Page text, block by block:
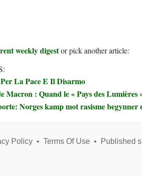
weekly digestor pick another article:
La Pace E Il Disarmo
Macron : Quand le « Pays des
Norges kamp mot rasisme begynner
Policy• Terms Of Use• Published